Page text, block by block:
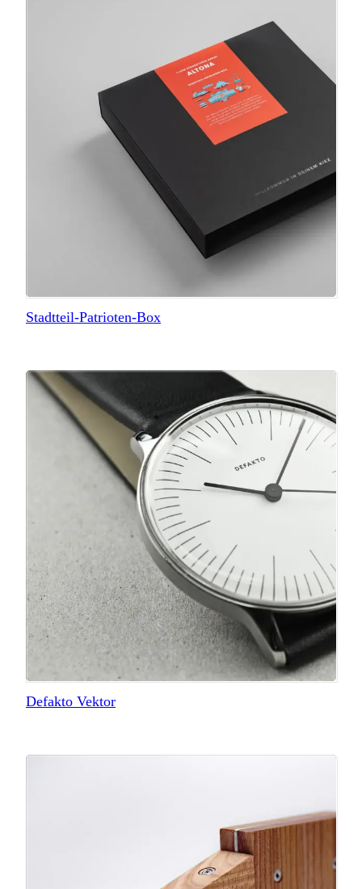
Stadtteil-Patrioten-Box
Defakto Vektor